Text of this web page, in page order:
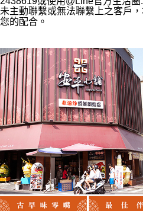
未主動聯繫或無法聯繫上之客戶
您的配合。